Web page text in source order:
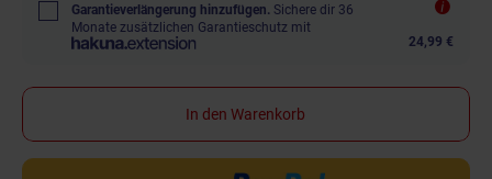
Garantieverlängerung hinzufügen. Sichere dir 36
Monate zusätzlichen Garantieschutz mit
24,99 €
In den Warenkorb